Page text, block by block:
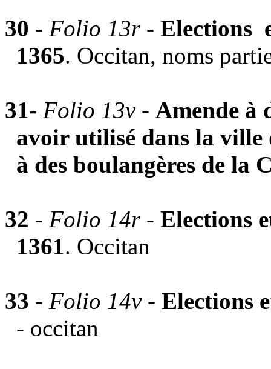
30 - Folio 13r - Elections
1365. Occitan, noms
31- Folio 13v - Amende à
avoir utilisé dans la
à des boulangères de la
32 - Folio 14r - Elections
1361. Occitan
33 - Folio 14v- Elections
- occitan